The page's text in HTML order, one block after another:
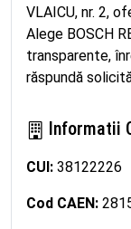
VLAICU, nr. 2,
Alege BOSCH
transparente,
răspundă
Informatii
CUI: 38122226
Cod CAEN: